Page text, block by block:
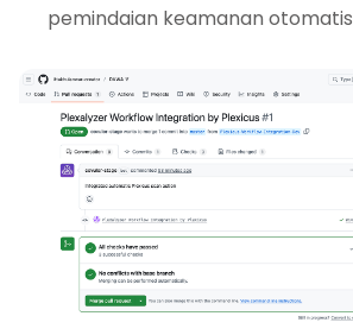
pemindaian keamanan otomatis